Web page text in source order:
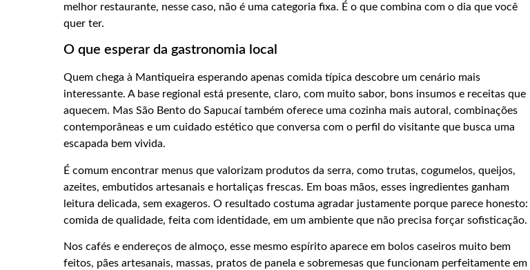
melhor restaurante, nesse caso, não é uma categoria fixa. É o que combina com o dia que você
quer ter.
O que esperar da gastronomia local
Quem chega à Mantiqueira esperando apenas comida típica descobre um cenário mais
interessante. A base regional está presente, claro, com muito sabor, bons insumos e receitas que
aquecem. Mas São Bento do Sapucaí também oferece uma cozinha mais autoral, combinações
contemporâneas e um cuidado estético que conversa com o perfil do visitante que busca uma
escapada bem vivida.
É comum encontrar menus que valorizam produtos da serra, como trutas, cogumelos, queijos,
azeites, embutidos artesanais e hortaliças frescas. Em boas mãos, esses ingredientes ganham
leitura delicada, sem exageros. O resultado costuma agradar justamente porque parece honesto:
comida de qualidade, feita com identidade, em um ambiente que não precisa forçar sofisticação.
Nos cafés e endereços de almoço, esse mesmo espírito aparece em bolos caseiros muito bem
feitos, pães artesanais, massas, pratos de panela e sobremesas que funcionam perfeitamente em